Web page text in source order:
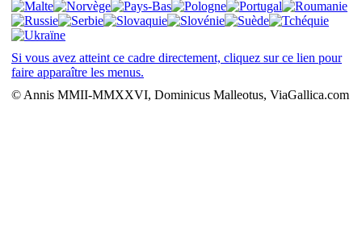
Si vous avez atteint ce cadre directement, cliquez sur ce lien pour
faire apparaître les menus.
© Annis MMII-MMXXVI, Dominicus Malleotus, ViaGallica.com